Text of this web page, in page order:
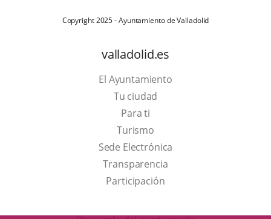
Copyright 2025 - Ayuntamiento de Valladolid
valladolid.es
El Ayuntamiento
Tu ciudad
Para ti
TurismoThis
link
will
open
a
Sede Electrónica
Transparencia
Participación